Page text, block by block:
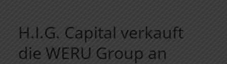
H.I.G. Capital verkauft
die WERU Group an